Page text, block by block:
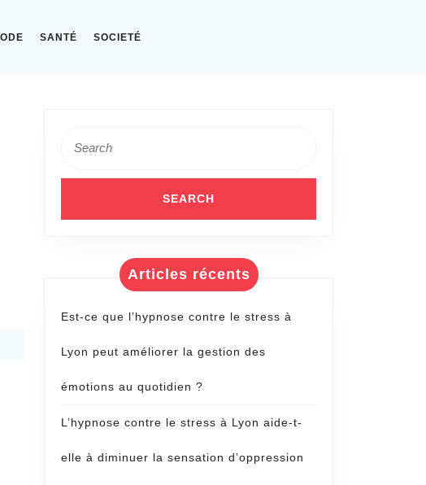
SANTÉ SOCIETÉ
for:
Articles récents
Est-ce que l’hypnose contre le stress à
Lyon peut améliorer la gestion des
émotions au quotidien ?
L’hypnose contre le stress à Lyon aide-t-
elle à diminuer la sensation d’oppression